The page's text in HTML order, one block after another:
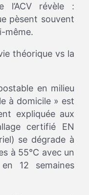
l’ACV révèle :
pèsent souvent
même.
théorique vs la
en milieu
à domicile » est
expliquée aux
certifié EN
se dégrade à
à 55°C avec un
12 semaines